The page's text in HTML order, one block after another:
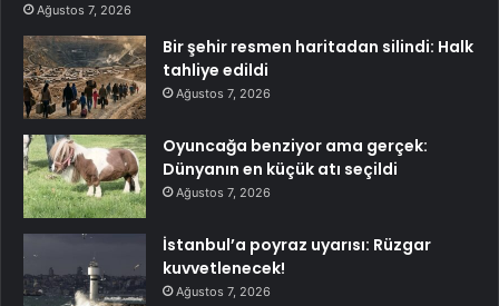
Ağustos 7, 2026
Bir şehir resmen haritadan silindi: Halk
tahliye edildi
Ağustos 7, 2026
Oyuncağa benziyor ama gerçek:
Dünyanın en küçük atı seçildi
Ağustos 7, 2026
İstanbul’a poyraz uyarısı: Rüzgar
kuvvetlenecek!
Ağustos 7, 2026